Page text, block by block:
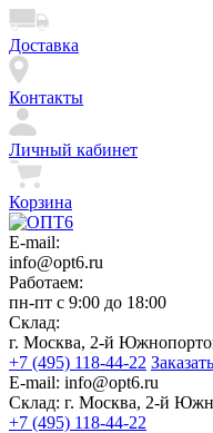
Доставка
Контакты
Личный кабинет
Корзина
E-mail:
info@opt6.ru
Работаем:
пн-пт с 9:00 до 18:00
Склад:
г. Москва, 2-й
+7 (495) 118-44-22
E-mail: info@opt6.ru
Склад: г. Москва, 2-й
+7 (495) 118-44-22